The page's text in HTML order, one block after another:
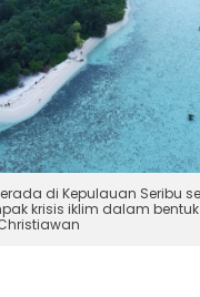
di Kepulauan Seribu
krisis iklim dalam bentuk